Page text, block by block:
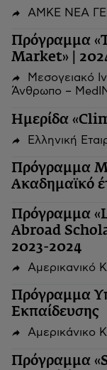
ΑΜΚΕ ΝΕΑ
Πρόγραμμα
Market» |
Μεσογειακό
Άνθρωπο –
Ημερίδα
Ελληνική
Πρόγραμμα
Ακαδημαϊκό
Πρόγραμμα
Abroad
2023-2024
Αμερικανικό
Πρόγραμμα
Εκπαίδευσης
Αμερικάνικο
Πρόγραμμα